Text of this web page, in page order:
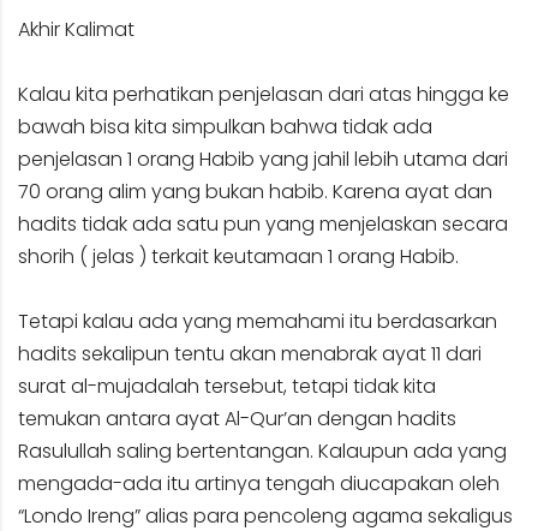
Akhir Kalimat
Kalau kita perhatikan penjelasan dari atas hingga ke
bawah bisa kita simpulkan bahwa tidak ada
penjelasan 1 orang Habib yang jahil lebih utama dari
70 orang alim yang bukan habib. Karena ayat dan
hadits tidak ada satu pun yang menjelaskan secara
shorih ( jelas ) terkait keutamaan 1 orang Habib.
Tetapi kalau ada yang memahami itu berdasarkan
hadits sekalipun tentu akan menabrak ayat 11 dari
surat al-mujadalah tersebut, tetapi tidak kita
temukan antara ayat Al-Qur’an dengan hadits
Rasulullah saling bertentangan. Kalaupun ada yang
mengada-ada itu artinya tengah diucapakan oleh
“Londo Ireng” alias para pencoleng agama sekaligus